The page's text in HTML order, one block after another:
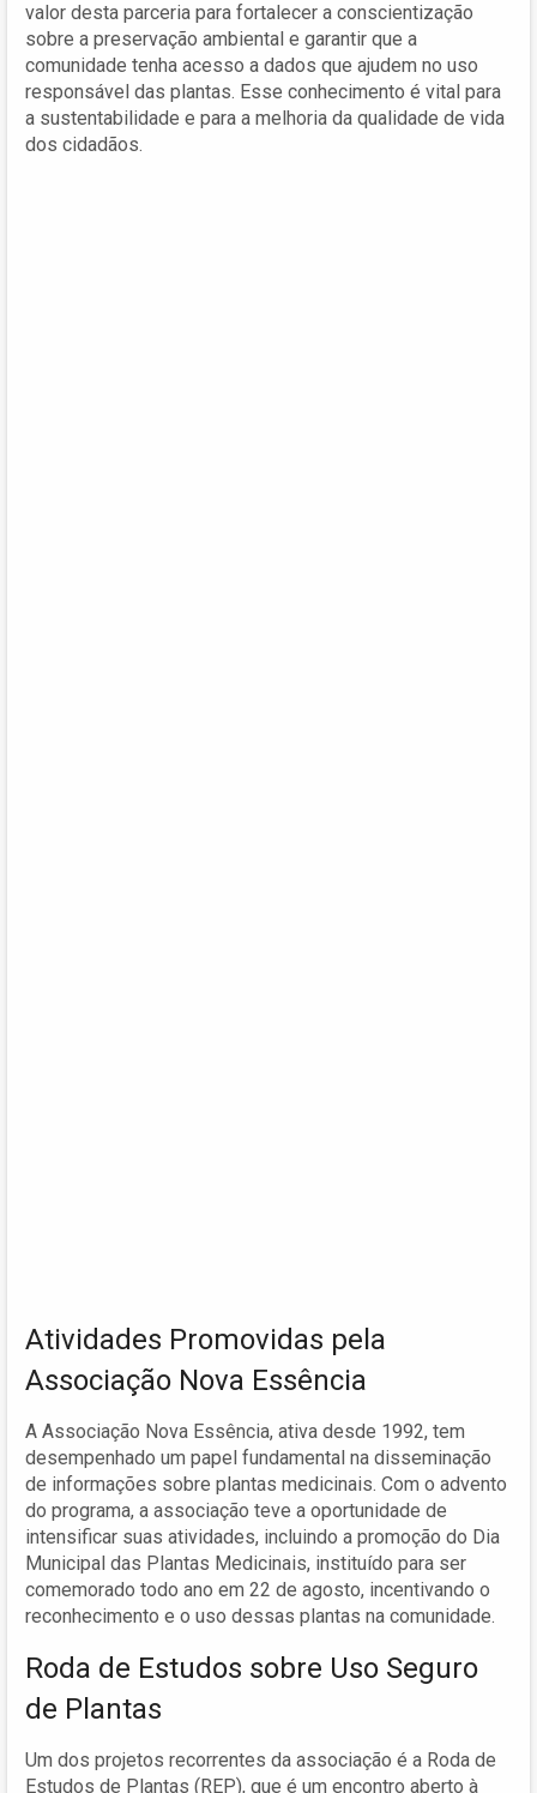
valor desta parceria para fortalecer a conscientização
sobre a preservação ambiental e garantir que a
comunidade tenha acesso a dados que ajudem no uso
responsável das plantas. Esse conhecimento é vital para
a sustentabilidade e para a melhoria da qualidade de vida
dos cidadãos.
Atividades Promovidas pela
Associação Nova Essência
A Associação Nova Essência, ativa desde 1992, tem
desempenhado um papel fundamental na disseminação
de informações sobre plantas medicinais. Com o advento
do programa, a associação teve a oportunidade de
intensificar suas atividades, incluindo a promoção do Dia
Municipal das Plantas Medicinais, instituído para ser
comemorado todo ano em 22 de agosto, incentivando o
reconhecimento e o uso dessas plantas na comunidade.
Roda de Estudos sobre Uso Seguro
de Plantas
Um dos projetos recorrentes da associação é a Roda de
Estudos de Plantas (REP), que é um encontro aberto à